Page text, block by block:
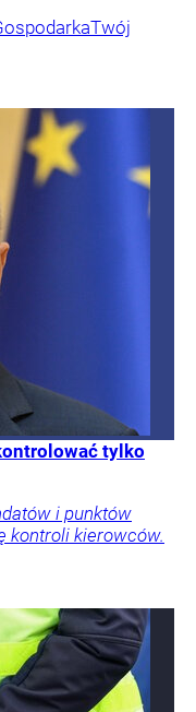
Twój
tylko
i punktów
kontroli kierowców.